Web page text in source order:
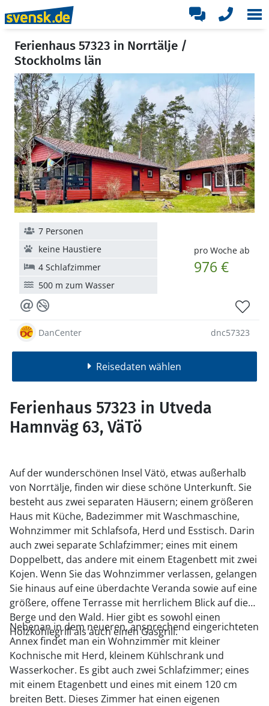
Ferienhaus 57323 in Norrtälje /
Stockholms län
pro Woche ab
976 €
7 Personen
keine Haustiere
4 Schlafzimmer
500 m zum Wasser
DanCenter dnc57323
Reisedaten wählen
Ferienhaus 57323 in Utveda
Hamnväg 63, VäTö
Auf der wunderschönen Insel Vätö, etwas außerhalb
von Norrtälje, finden wir diese schöne Unterkunft. Sie
besteht aus zwei separaten Häusern; einem größeren
Haus mit Küche, Badezimmer mit Waschmaschine,
Wohnzimmer mit Schlafsofa, Herd und Esstisch. Darin
auch zwei separate Schlafzimmer; eines mit einem
Doppelbett, das andere mit einem Etagenbett mit zwei
Kojen. Wenn Sie das Wohnzimmer verlassen, gelangen
Sie hinaus auf eine überdachte Veranda sowie auf eine
größere, offene Terrasse mit herrlichem Blick auf die
Berge und den Wald. Hier gibt es sowohl einen
Holzkohlegrill als auch einen Gasgrill.
Nebenan in dem neueren, ansprechend eingerichteten
Annex findet man ein Wohnzimmer mit kleiner
Kochnische mit Herd, kleinem Kühlschrank und
Wasserkocher. Es gibt auch zwei Schlafzimmer; eines
mit einem Etagenbett und eines mit einem 120 cm
breiten Bett. Dieses Zimmer hat einen eigenen